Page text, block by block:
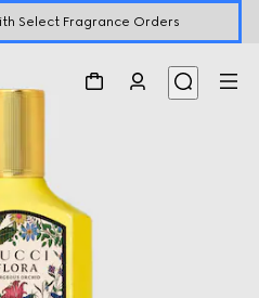
Select Fragrance Orders